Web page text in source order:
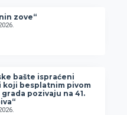
zove“
bašte ispraćeni
koji besplatnim pivom
pozivaju na 41.